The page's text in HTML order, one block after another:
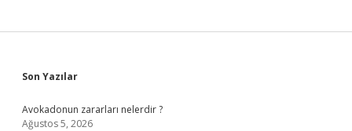
Sidebar
Son Yazılar
Avokadonun zararları nelerdir ?
Ağustos 5, 2026